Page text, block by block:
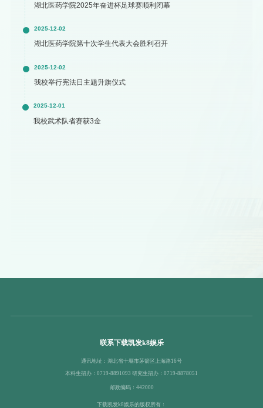
湖北医药学院2025年奋进杯足球赛顺利闭幕
2025-12-02
湖北医药学院第十次学生代表大会胜利召开
2025-12-02
我校举行宪法日主题升旗仪式
2025-12-01
我校武术队省赛获3金
联系下载凯发k8娱乐
通讯地址：湖北省十堰市茅箭区上海路16号
本科生招办：0719-8891093 研究生招办：0719-8878051
邮政编码：442000
下载凯发k8娱乐的版权所有：